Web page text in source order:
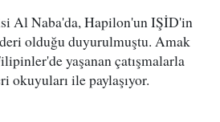
Al Naba'da, Hapilon'un IŞİD'in
olduğu duyurulmuştu. Amak
yaşanan çatışmalarla
okuyuları ile paylaşıyor.